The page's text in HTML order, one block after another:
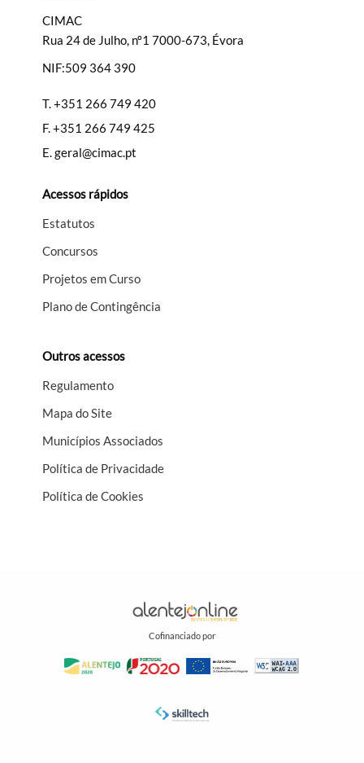
CIMAC
Rua 24 de Julho, nº1 7000-673, Évora
NIF:509 364 390
T.+351 266 749 420
F.+351 266 749 425
E.geral@cimac.pt
Acessos rápidos
Estatutos
Concursos
Projetos em Curso
Plano de Contingência
Outros acessos
Regulamento
Mapa do Site
Municípios Associados
Política de Privacidade
Política de Cookies
Cofinanciado por